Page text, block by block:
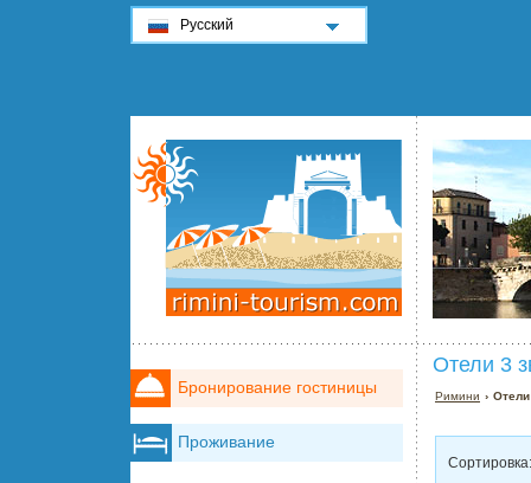
Отели 3
Римини ›
Сортировка:
Бронирование гостиницы
Проживание
Русский